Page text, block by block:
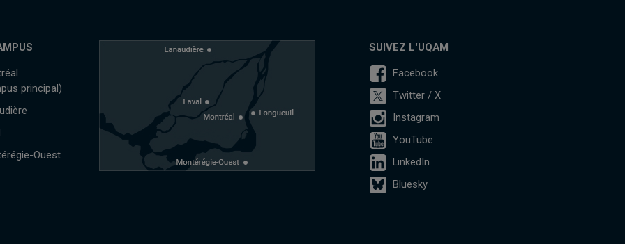
principal)
Ouest
SUIVEZ L'UQAM
Facebook
Twitter / X
Instagram
YouTube
LinkedIn
Bluesky